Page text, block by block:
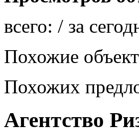
всего: / за
Похожие
Похожих
Агентство